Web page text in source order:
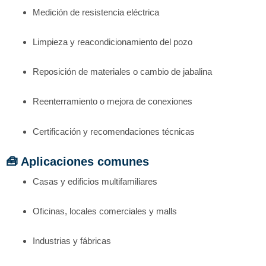
Medición de resistencia eléctrica
Limpieza y reacondicionamiento del pozo
Reposición de materiales o cambio de jabalina
Reenterramiento o mejora de conexiones
Certificación y recomendaciones técnicas
🧰 Aplicaciones comunes
Casas y edificios multifamiliares
Oficinas, locales comerciales y malls
Industrias y fábricas